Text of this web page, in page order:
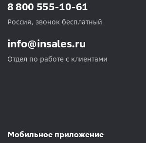
info@insales.ru
Отдел по работе с клиентами
8 800 555-10-61
Россия, звонок бесплатный
Мобильное приложение